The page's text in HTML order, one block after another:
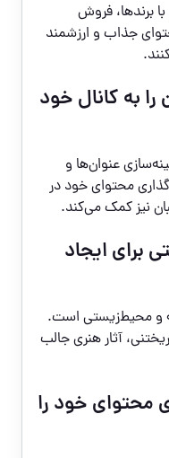
برندها، فروش
جذاب و ارزشمند
به کانال خود
عنوان‌ها و
محتوای خود در
نیز کمک می‌کند.
برای ایجاد
و محیط‌زیستی است.
آثار هنری جالب
محتوای خود را